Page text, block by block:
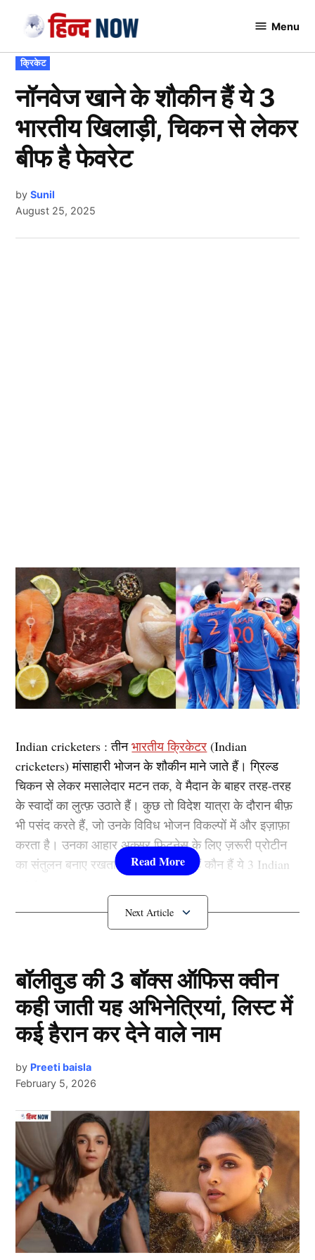
content
Menu
POSTED
IN
क्रिकेट
नॉनवेज खाने के शौकीन हैं ये 3
भारतीय खिलाड़ी, चिकन से लेकर
बीफ है फेवरेट
by Sunil
August 25, 2025
Indian cricketers : तीनभारतीय क्रिकेटर (Indian
cricketers) मांसाहारी भोजन के शौकीन माने जाते हैं। ग्रिल्ड
चिकन से लेकर मसालेदार मटन तक, वे मैदान के बाहर तरह-तरह
के स्वादों का लुत्फ़ उठाते हैं। कुछ तो विदेश यात्रा के दौरान बीफ़
भी पसंद करते हैं, जो उनके विविध भोजन विकल्पों में और इज़ाफ़ा
करता है। उनका आहार अक्सर फिटनेस के लिए ज़रूरी प्रोटीन
का संतुलन बनाए रखता है। आईये जानते हैं कौन हैं ये 3 Indian
Kl Rahul
इंग्लैंड के खिलाफ मौजूदा हाल ही में समाप्त हुए पांच मैचों की टेस्ट
सीरीज में टीम इंडिया के लिए बेहतरीन प्रदर्शन करने वाले स्टार
Next Article
बॉलीवुड की 3 बॉक्स ऑफिस क्वीन
कही जाती यह अभिनेत्रियां, लिस्ट में
कई हैरान कर देने वाले नाम
by Preeti baisla
February 5, 2026